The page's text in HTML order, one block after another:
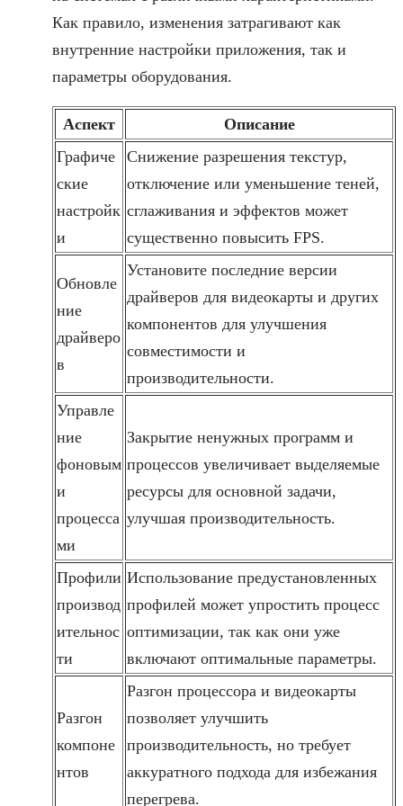
Как правило, изменения затрагивают как
внутренние настройки приложения, так и
параметры оборудования.
Аспект
Описание
Графиче
ские
настройк
и
Снижение разрешения текстур,
отключение или уменьшение теней,
сглаживания и эффектов может
существенно повысить FPS.
Обновле
ние
драйверо
в
Установите последние версии
драйверов для видеокарты и других
компонентов для улучшения
совместимости и
производительности.
Управле
ние
фоновым
и
процесса
ми
Закрытие ненужных программ и
процессов увеличивает выделяемые
ресурсы для основной задачи,
улучшая производительность.
Профили
производ
ительнос
ти
Использование предустановленных
профилей может упростить процесс
оптимизации, так как они уже
включают оптимальные параметры.
Разгон
компоне
нтов
Разгон процессора и видеокарты
позволяет улучшить
производительность, но требует
аккуратного подхода для избежания
перегрева.